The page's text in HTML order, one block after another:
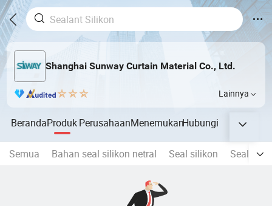
Shanghai Sunway Curtain Material Co., Ltd.
Lainnya
BerandaProdukPerusahaanMenemukanHubungi
Semua Bahan seal silikon netral Seal silikon Seal